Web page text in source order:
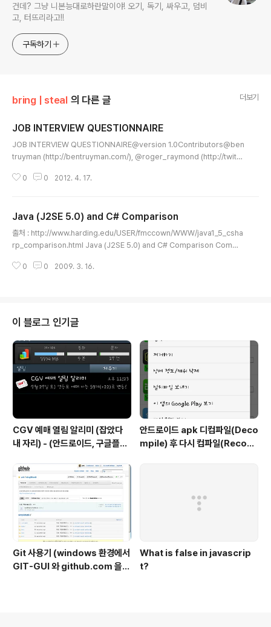
건데? 그냥 니본능대로하란말이야! 오기, 독기, 싸우고, 덤비
고, 터뜨리라고!!
구독하기
bring | steal 의 다른 글 더보기
JOB INTERVIEW QUESTIONNAIRE
JOB INTERVIEW QUESTIONNAIRE@version 1.0Contributors@ben
truyman (http://bentruyman.com/), @roger_raymond (http://twitte
paulirish.com/), @SlexAxton (http://alexsexton.com/), @boazsen
eal (http://twitt..
0 0 2012. 4. 17.
Java (J2SE 5.0) and C# Comparison
출처 : http://www.harding.edu/USER/fmccown/WWW/java1_5_csha
rp_comparison.html Java (J2SE 5.0) and C# Comparison Comme
ps Arrays Functions Strings Exception Handling Namespaces Cla
0 0 2009. 3. 16.
이 블로그 인기글
CGV 예매 열림 알리미 (잡았다
내 자리) - (안드로이드, 구글플레
안드로이드 apk 디컴파일(Deco
mpile) 후 다시 컴파일(Recom
Git 사용기 (windows 환경에서
GIT-GUI 와 github.com 을
What is false in javascrip
t?